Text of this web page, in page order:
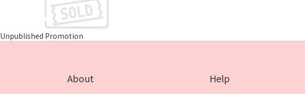
Unpublished Promotion
About Help